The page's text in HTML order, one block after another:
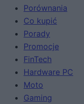
Porównania
Co kupić
Porady
Promocje
FinTech
Hardware PC
Moto
Gaming